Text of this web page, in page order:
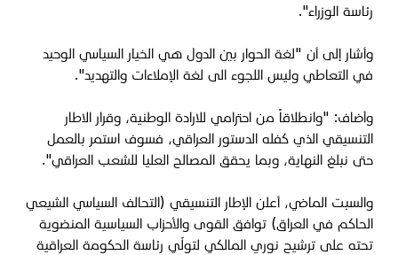
رئاسة الوزراء".
وأشار إلى أن "لغة الحوار بين الدول هي الخيار السياسي الوحيد
في التعاطي وليس اللجوء الى لغة الإملاءات والتهديد".
وأضاف: "وانطلاقاً من احترامي للارادة الوطنية، وقرار الاطار
التنسيقي الذي كفله الدستور العراقي، فسوف استمر بالعمل
حتى نبلغ النهاية، وبما يحقق المصالح العليا للشعب العراقي".
والسبت الماضي، أعلن الإطار التنسيقي (التحالف السياسي الشيعي
الحاكم في العراق) توافق القوى والأحزاب السياسية المنضوية
تحته على ترشيح نوري المالكي لتولّي رئاسة الحكومة العراقية